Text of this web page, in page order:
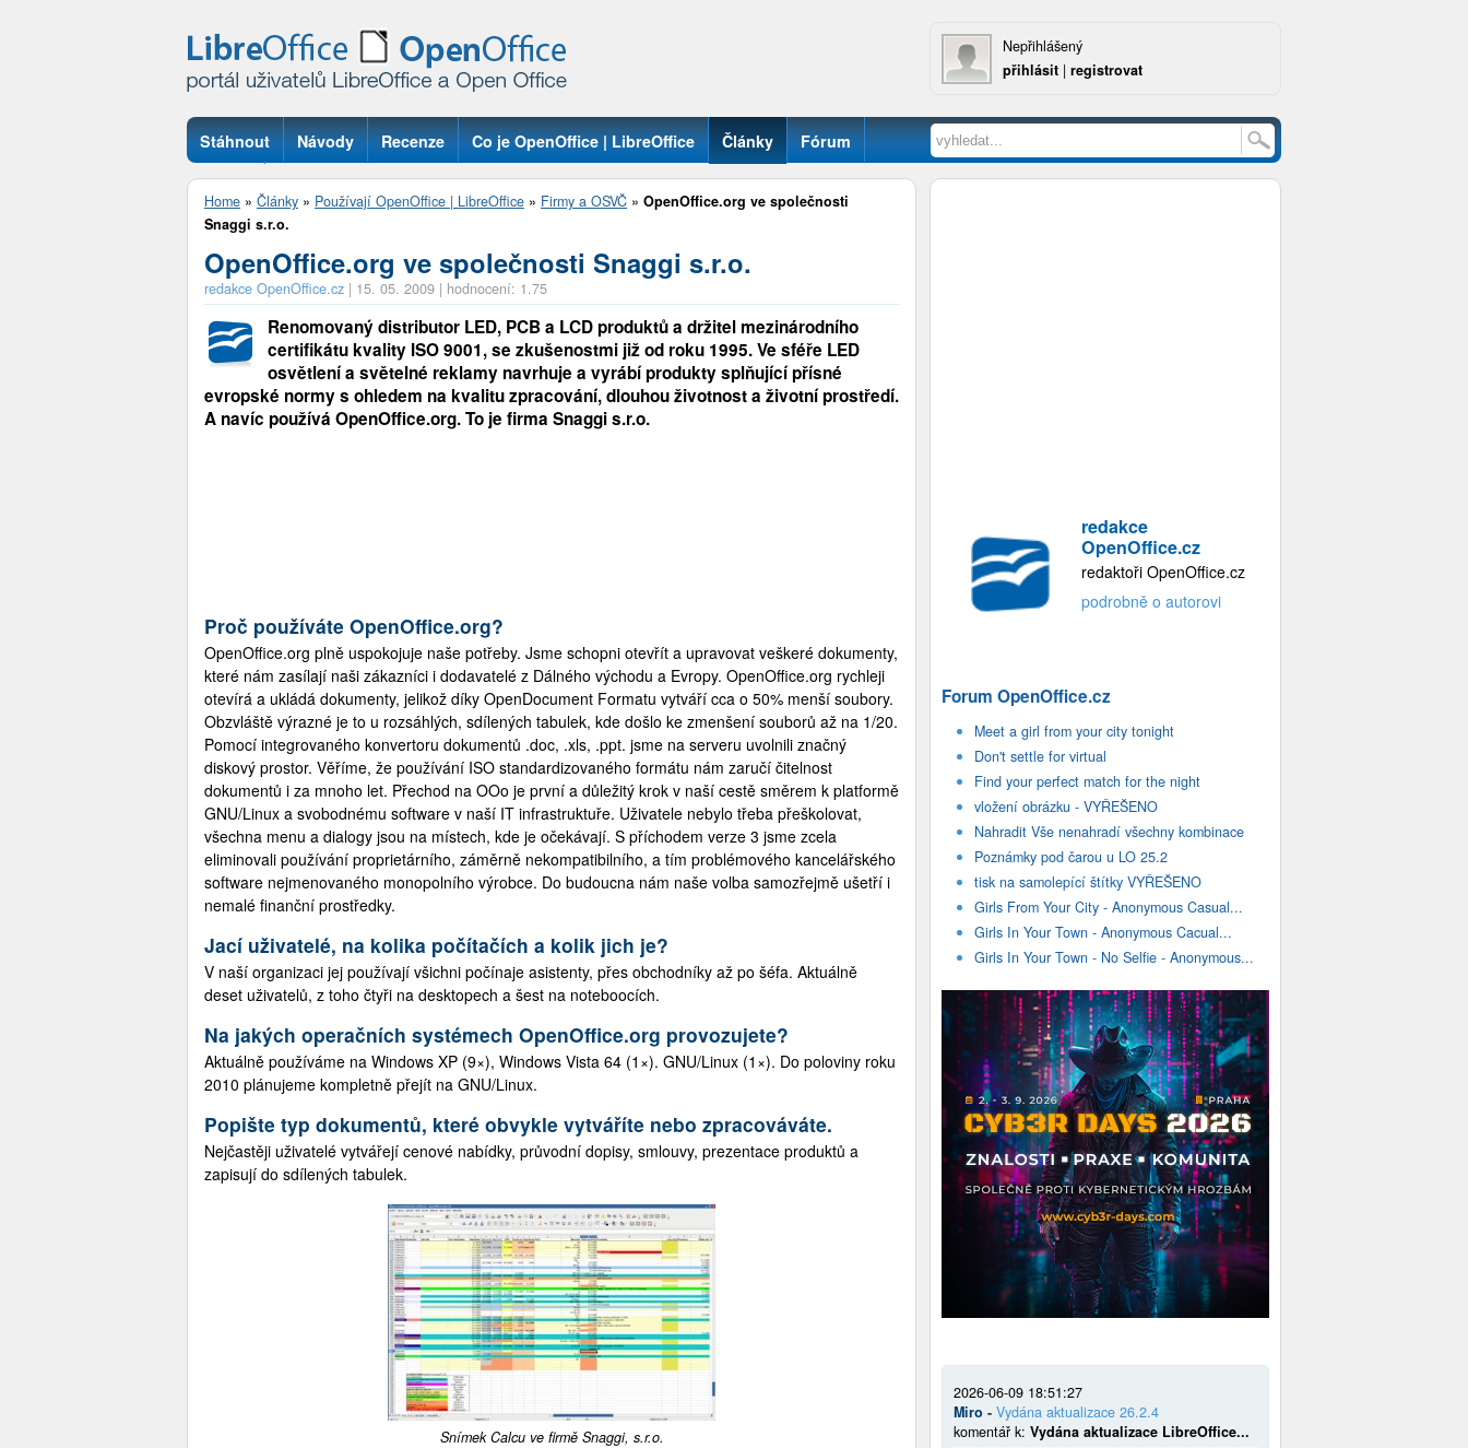
Nepřihlášený
přihlásit | registrovat
Stáhnout Návody Recenze Co je OpenOffice | LibreOffice Články Fórum
Otázky
Home » Články » Používají OpenOffice | LibreOffice » Firmy a OSVČ » OpenOffice.org ve společnosti
Snaggi s.r.o.
OpenOffice.org ve společnosti Snaggi s.r.o.
redakce OpenOffice.cz | 15. 05. 2009 | hodnocení: 1.75
Renomovaný distributor LED, PCB a LCD produktů a držitel mezinárodního
certifikátu kvality ISO 9001, se zkušenostmi již od roku 1995. Ve sféře LED
osvětlení a světelné reklamy navrhuje a vyrábí produkty splňující přísné
evropské normy s ohledem na kvalitu zpracování, dlouhou životnost a životní prostředí.
A navíc používá OpenOffice.org. To je firma Snaggi s.r.o.
Proč používáte OpenOffice.org?
OpenOffice.org plně uspokojuje naše potřeby. Jsme schopni otevřít a upravovat veškeré dokumenty,
které nám zasílají naši zákazníci i dodavatelé z Dálného východu a Evropy. OpenOffice.org rychleji
otevírá a ukládá dokumenty, jelikož díky OpenDocument Formatu vytváří cca o 50% menší soubory.
Obzvláště výrazné je to u rozsáhlých, sdílených tabulek, kde došlo ke zmenšení souborů až na 1/20.
Pomocí integrovaného konvertoru dokumentů .doc, .xls, .ppt. jsme na serveru uvolnili značný
diskový prostor. Věříme, že používání ISO standardizovaného formátu nám zaručí čitelnost
dokumentů i za mnoho let. Přechod na OOo je první a důležitý krok v naší cestě směrem k platformě
GNU/Linux a svobodnému software v naší IT infrastruktuře. Uživatele nebylo třeba přeškolovat,
všechna menu a dialogy jsou na místech, kde je očekávají. S příchodem verze 3 jsme zcela
eliminovali používání proprietárního, záměrně nekompatibilního, a tím problémového kancelářského
software nejmenovaného monopolního výrobce. Do budoucna nám naše volba samozřejmě ušetří i
nemalé finanční prostředky.
Jací uživatelé, na kolika počítačích a kolik jich je?
V naší organizaci jej používají všichni počínaje asistenty, přes obchodníky až po šéfa. Aktuálně
deset uživatelů, z toho čtyři na desktopech a šest na noteboocích.
Na jakých operačních systémech OpenOffice.org provozujete?
Aktuálně používáme na Windows XP (9×), Windows Vista 64 (1×). GNU/Linux (1×). Do poloviny roku
2010 plánujeme kompletně přejít na GNU/Linux.
Popište typ dokumentů, které obvykle vytváříte nebo zpracováváte.
Nejčastěji uživatelé vytvářejí cenové nabídky, průvodní dopisy, smlouvy, prezentace produktů a
zapisují do sdílených tabulek.
Snímek Calcu ve firmě Snaggi, s.r.o.
redakce
OpenOffice.cz
redaktoři OpenOffice.cz
podrobně o autorovi
Forum OpenOffice.cz
Meet a girl from your city tonight
Don't settle for virtual
Find your perfect match for the night
vložení obrázku - VYŘEŠENO
Nahradit Vše nenahradí všechny kombinace
Poznámky pod čarou u LO 25.2
tisk na samolepící štítky VYŘEŠENO
Girls From Your City - Anonymous Casual...
Girls In Your Town - Anonymous Cacual...
Girls In Your Town - No Selfie - Anonymous...
2026-06-09 18:51:27
Miro - Vydána aktualizace 26.2.4
komentář k: Vydána aktualizace LibreOffice...